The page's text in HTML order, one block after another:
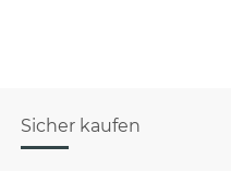
Sicher kaufen